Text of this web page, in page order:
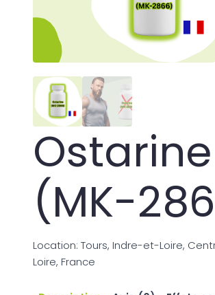
Ostarine
(MK-
Location: Tours, Indre-et-Loire,
Loire, France